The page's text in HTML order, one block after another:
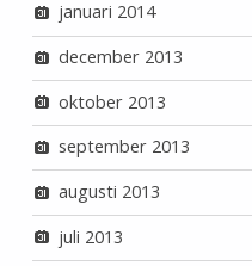
januari 2014
december 2013
oktober 2013
september 2013
augusti 2013
juli 2013